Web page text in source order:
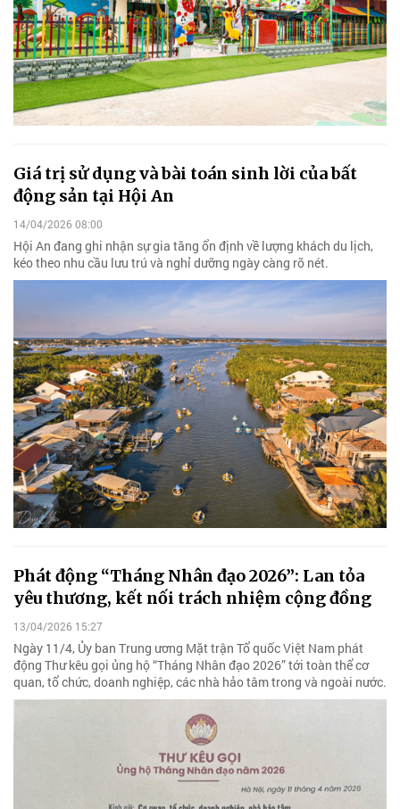
Giá trị sử dụng và bài toán sinh lời của bất
động sản tại Hội An
14/04/2026 08:00
Hội An đang ghi nhận sự gia tăng ổn định về lượng khách du lịch,
kéo theo nhu cầu lưu trú và nghỉ dưỡng ngày càng rõ nét.
Phát động “Tháng Nhân đạo 2026”: Lan tỏa
yêu thương, kết nối trách nhiệm cộng đồng
13/04/2026 15:27
Ngày 11/4, Ủy ban Trung ương Mặt trận Tổ quốc Việt Nam phát
động Thư kêu gọi ủng hộ “Tháng Nhân đạo 2026” tới toàn thể cơ
quan, tổ chức, doanh nghiệp, các nhà hảo tâm trong và ngoài nước.